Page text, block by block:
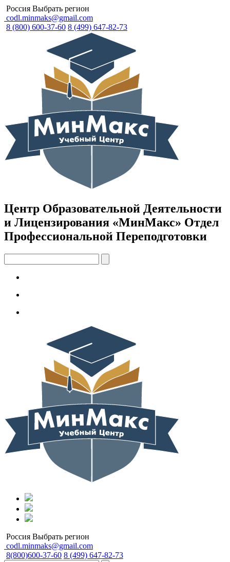
Россия Выбрать регион
codl.minmaks@gmail.com
8 (800) 600-37-60 8 (499) 647-82-73
Центр Образовательной Деятельности
и Лицензирования «МинМакс» Отдел
Профессиональной Переподготовки
Россия Выбрать регион
codl.minmaks@gmail.com
8(800)600-37-60 8 (499) 647-82-73